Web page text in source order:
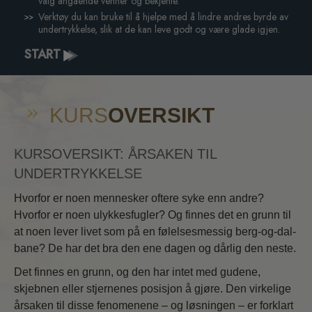
Verktøy du kan bruke til å hjelpe med å lindre andres byrde av
undertrykkelse, slik at de kan leve godt og være glade igjen.
START
KURSOVERSIKT
KURSOVERSIKT: ÅRSAKEN TIL
UNDERTRYKKELSE
Hvorfor er noen mennesker oftere syke enn andre?
Hvorfor er noen ulykkesfugler? Og finnes det en grunn til
at noen lever livet som på en følelsesmessig berg-og-dal-
bane? De har det bra den ene dagen og dårlig den neste.
Det finnes en grunn, og den har intet med gudene,
skjebnen eller stjernenes posisjon å gjøre. Den virkelige
årsaken til disse fenomenene – og løsningen – er forklart